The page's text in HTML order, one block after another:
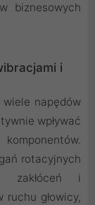
biznesowych
i
napędów
wpływać
rotacyjnych
zakłóceń i
głowicy,